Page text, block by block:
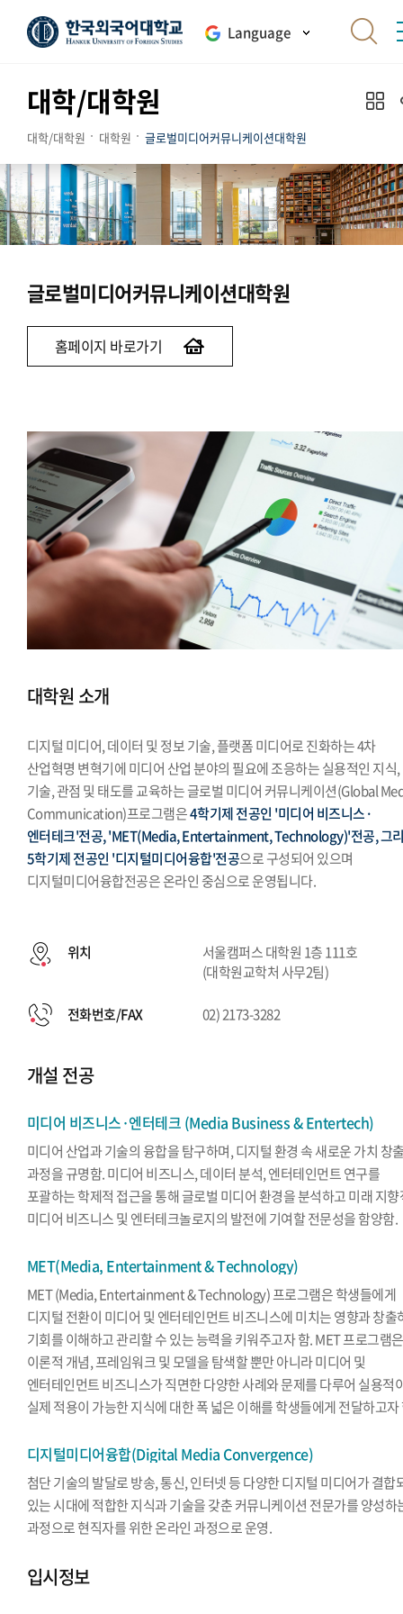
Language
대학/대학원
대학/대학원 대학원 글로벌미디어커뮤니케이션대학원
글로벌미디어커뮤니케이션대학원
홈페이지 바로가기
대학원 소개
디지털 미디어, 데이터 및 정보 기술, 플랫폼 미디어로 진화하는 4차
산업혁명 변혁기에 미디어 산업 분야의 필요에 조응하는 실용적인 지식,
기술, 관점 및 태도를 교육하는 글로벌 미디어 커뮤니케이션(Global
Communication)프로그램은4학기제 전공인 '미디어 비즈니스·
엔터테크'전공, 'MET(Media, Entertainment, Technology)'전공, 그
5학기제 전공인 '디지털미디어융합'전공으로 구성되어 있으며
디지털미디어융합전공은 온라인 중심으로 운영됩니다.
위치
서울캠퍼스 대학원 1층 111호
(대학원교학처 사무2팀)
전화번호/FAX 02) 2173-3282
개설 전공
미디어 비즈니스·엔터테크 (Media Business & Entertech)
미디어 산업과 기술의 융합을 탐구하며, 디지털 환경 속 새로운 가치 창
과정을 규명함. 미디어 비즈니스, 데이터 분석, 엔터테인먼트 연구를
포괄하는 학제적 접근을 통해 글로벌 미디어 환경을 분석하고 미래 지
미디어 비즈니스 및 엔터테크놀로지의 발전에 기여할 전문성을 함양함.
MET(Media, Entertainment & Technology)
MET (Media, Entertainment & Technology) 프로그램은 학생들에게
디지털 전환이 미디어 및 엔터테인먼트 비즈니스에 미치는 영향과 창출
기회를 이해하고 관리할 수 있는 능력을 키워주고자 함. MET 프로그램은
이론적 개념, 프레임워크 및 모델을 탐색할 뿐만 아니라 미디어 및
엔터테인먼트 비즈니스가 직면한 다양한 사례와 문제를 다루어 실용적
실제 적용이 가능한 지식에 대한 폭 넓은 이해를 학생들에게 전달하고자
디지털미디어융합(Digital Media Convergence)
첨단 기술의 발달로 방송, 통신, 인터넷 등 다양한 디지털 미디어가 결합
있는 시대에 적합한 지식과 기술을 갖춘 커뮤니케이션 전문가를 양성하
과정으로 현직자를 위한 온라인 과정으로 운영.
입시정보